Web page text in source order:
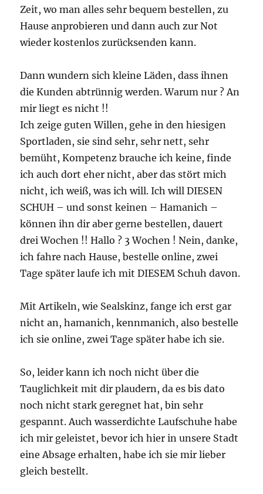
Zeit, wo man alles sehr bequem bestellen, zu
Hause anprobieren und dann auch zur Not
wieder kostenlos zurücksenden kann.
Dann wundern sich kleine Läden, dass ihnen
die Kunden abtrünnig werden. Warum nur ? An
mir liegt es nicht !!
Ich zeige guten Willen, gehe in den hiesigen
Sportladen, sie sind sehr, sehr nett, sehr
bemüht, Kompetenz brauche ich keine, finde
ich auch dort eher nicht, aber das stört mich
nicht, ich weiß, was ich will. Ich will DIESEN
SCHUH – und sonst keinen – Hamanich –
können ihn dir aber gerne bestellen, dauert
drei Wochen !! Hallo ? 3 Wochen ! Nein, danke,
ich fahre nach Hause, bestelle online, zwei
Tage später laufe ich mit DIESEM Schuh davon.
Mit Artikeln, wie Sealskinz, fange ich erst gar
nicht an, hamanich, kennmanich, also bestelle
ich sie online, zwei Tage später habe ich sie.
So, leider kann ich noch nicht über die
Tauglichkeit mit dir plaudern, da es bis dato
noch nicht stark geregnet hat, bin sehr
gespannt. Auch wasserdichte Laufschuhe habe
ich mir geleistet, bevor ich hier in unsere Stadt
eine Absage erhalten, habe ich sie mir lieber
gleich bestellt.